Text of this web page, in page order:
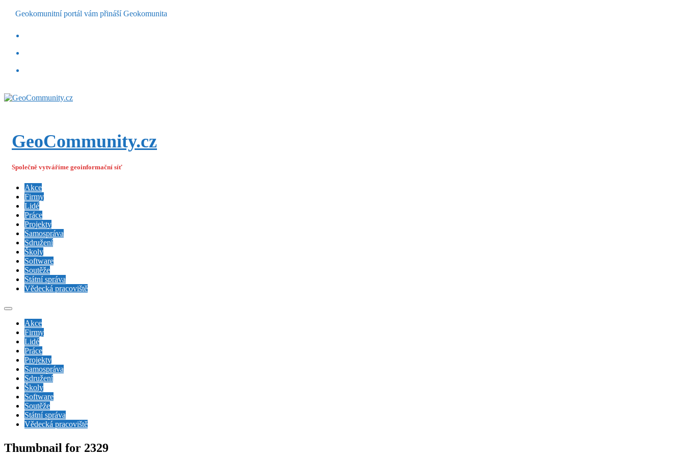
Geokomunitní portál vám přináší Geokomunita
GeoCommunity.cz
Společně vytváříme geoinformační síť
Akce
Firmy
Lidé
Práce
Projekty
Samospráva
Sdružení
Školy
Software
Soutěže
Státní správa
Vědecká pracoviště
Akce
Firmy
Lidé
Práce
Projekty
Samospráva
Sdružení
Školy
Software
Soutěže
Státní správa
Vědecká pracoviště
Thumbnail for 2329